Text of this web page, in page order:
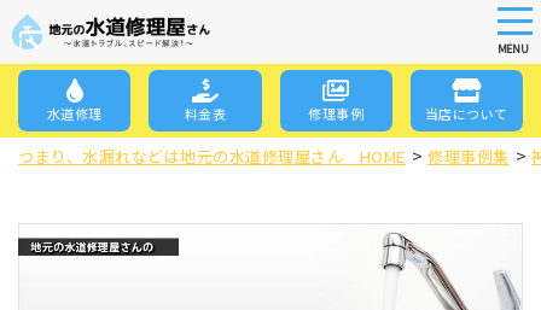
Skip
main
content
MENU
水道修理 料金表 修理事例 当店について
つまり、水漏れなどは地元の水道修理屋さん HOME > 修理事例集 >